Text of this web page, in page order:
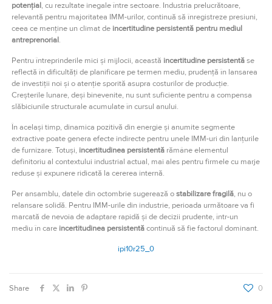
potențial, cu rezultate inegale între sectoare. Industria prelucrătoare,
relevantă pentru majoritatea IMM-urilor, continuă să înregistreze presiuni,
ceea ce menține un climat de incertitudine persistentă pentru mediul
antreprenorial.
Pentru întreprinderile mici și mijlocii, această incertitudine persistentăse
reflectă în dificultăți de planificare pe termen mediu, prudență în lansarea
de investiții noi și o atenție sporită asupra costurilor de producție.
Creșterile lunare, deși binevenite, nu sunt suficiente pentru a compensa
slăbiciunile structurale acumulate în cursul anului.
În același timp, dinamica pozitivă din energie și anumite segmente
extractive poate genera efecte indirecte pentru unele IMM-uri din lanțurile
de furnizare. Totuși, incertitudinea persistentă rămâne elementul
definitoriu al contextului industrial actual, mai ales pentru firmele cu marje
reduse și expunere ridicată la cererea internă.
Per ansamblu, datele din octombrie sugerează ostabilizare fragilă, nu o
relansare solidă. Pentru IMM-urile din industrie, perioada următoare va fi
marcată de nevoia de adaptare rapidă și de decizii prudente, într-un
mediu în care incertitudinea persistentăcontinuă să fie factorul dominant.
ipi10r25_0
Share 0